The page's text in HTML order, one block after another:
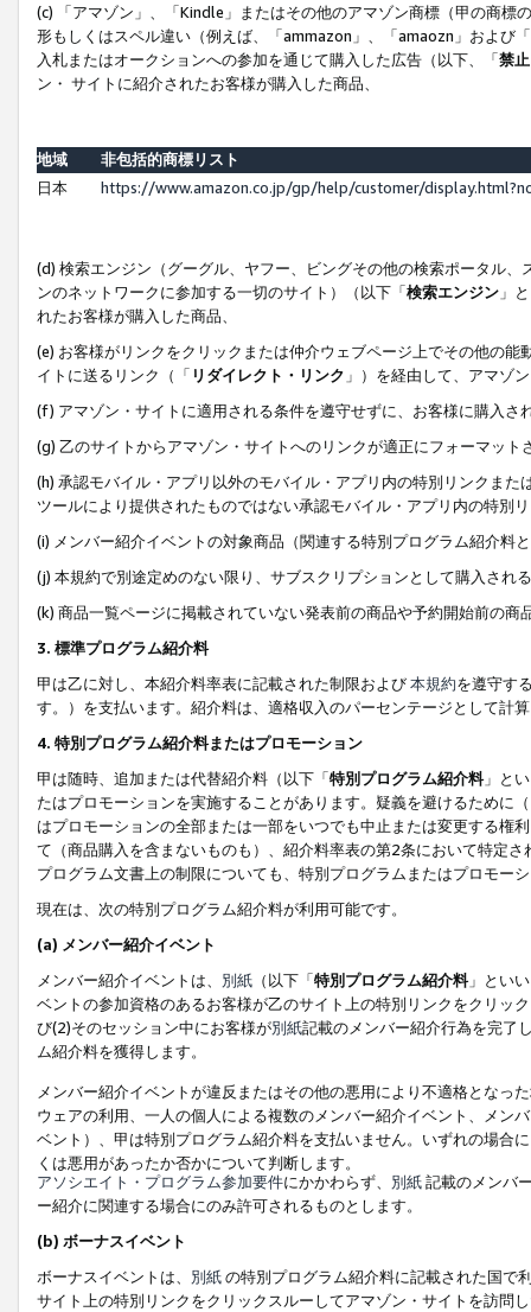
(c) 「アマゾン」、「Kindle」またはその他のアマゾン商標（甲の商
形もしくはスペル違い（例えば、「ammazon」、「amaozn」および
入札またはオークションへの参加を通じて購入した広告（以下、「禁
ン・ サイトに紹介されたお客様が購入した商品、
地域
非包括的商標リスト
日本
https://www.amazon.co.jp/gp/help/customer/
(d) 検索エンジン（グーグル、ヤフー、ビングその他の検索ポータル
ンのネットワークに参加する一切のサイト）（以下「検索エンジン 」
れたお客様が購入した商品、
(e) お客様がリンクをクリックまたは仲介ウェブページ上でその他の
イトに送るリンク（「 リダイレクト・リンク 」）を経由して、アマゾ
(f) アマゾン・サイトに適用される条件を遵守せずに、お客様に購入さ
(g) 乙のサイトからアマゾン・サイトへのリンクが適正にフォーマッ
(h) 承認モバイル・アプリ以外のモバイル・アプリ内の特別リンクま
ツールにより提供されたものではない承認モバイル・アプリ内の特別
(i) メンバー紹介イベントの対象商品（関連する特別プログラム紹介料
(j) 本規約で別途定めのない限り、サブスクリプションとして購入され
(k) 商品一覧ページに掲載されていない発表前の商品や予約開始前の商
3. 標準プログラム紹介料
甲は乙に対し、本紹介料率表に記載された制限および本規約を遵守す
す。）を支払います。紹介料は、適格収入のパーセンテージとして計
4. 特別プログラム紹介料またはプロモーション
甲は随時、追加または代替紹介料（以下「特別プログラム紹介料」と
たはプロモーションを実施することがあります。疑義を避けるために
はプロモーションの全部または一部をいつでも中止または変更する権
て（商品購入を含まないものも）、紹介料率表の第2条において特定
プログラム文書上の制限についても、特別プログラムまたはプロモー
現在は、次の特別プログラム紹介料が利用可能です。
(a) メンバー紹介イベント
メンバー紹介イベントは、 別紙 （以下「特別プログラム紹介料」とい
ベントの参加資格のあるお客様が乙のサイト上の特別リンクをクリッ
び(2)そのセッション中にお客様が別紙記載のメンバー紹介行為を完了
ム紹介料を獲得します。
メンバー紹介イベントが違反またはその他の悪用により不適格となっ
ウェアの利用、一人の個人による複数のメンバー紹介イベント、メン
ベント）、甲は特別プログラム紹介料を支払いません。いずれの場合
くは悪用があったか否かについて判断します。
アソシエイト・プログラム参加要件にかかわらず、 別紙記載のメンバ
ー紹介に関連する場合にのみ許可されるものとします。
(b) ボーナスイベント
ボーナスイベントは、 別紙の特別プログラム紹介料に記載された国で
サイト上の特別リンクをクリックスルーしてアマゾン・サイトを訪問